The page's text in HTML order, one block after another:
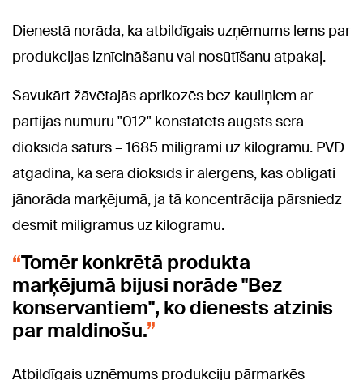
Dienestā norāda, ka atbildīgais uzņēmums lems par
produkcijas iznīcināšanu vai nosūtīšanu atpakaļ.
Savukārt žāvētajās aprikozēs bez kauliņiem ar
partijas numuru "012" konstatēts augsts sēra
dioksīda saturs – 1685 miligrami uz kilogramu. PVD
atgādina, ka sēra dioksīds ir alergēns, kas obligāti
jānorāda marķējumā, ja tā koncentrācija pārsniedz
desmit miligramus uz kilogramu.
Tomēr konkrētā produkta
marķējumā bijusi norāde "Bez
konservantiem", ko dienests atzinis
par maldinošu.
Atbildīgais uzņēmums produkciju pārmarķēs